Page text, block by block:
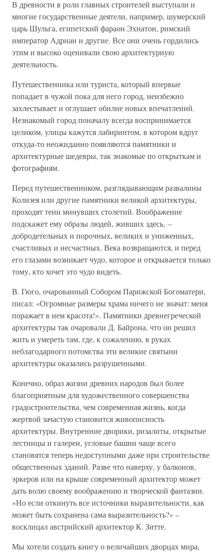
В древности в роли главных строителей выступали и
многие государственные деятели, например, шумерский
царь Шульга, египетский фараон Эхнатон, римский
император Адриан и другие. Все они очень гордились
этим и высоко оценивали свою архитектурную
деятельность.
Путешественника или туриста, который впервые
попадает в чужой пока для него город, неизбежно
захлестывает и оглушает обилие новых впечатлений.
Незнакомый город поначалу всегда воспринимается
целиком, улицы кажутся лабиринтом, в котором вдруг
откуда-то неожиданно появляются памятники и
архитектурные шедевры, так знакомые по открыткам и
фотографиям.
Перед путешественником, разглядывающим развалины
Колизея или другие памятники великой архитектуры,
проходят тени минувших столетий. Воображение
подскажет ему образы людей, живших здесь, –
добродетельных и порочных, великих и униженных,
счастливых и несчастных. Века возвращаются, и перед
его глазами возникает чудо, которое и открывается только
тому, кто хочет это чудо видеть.
В. Гюго, очарованный Собором Парижской Богоматери,
писал: «Огромные размеры храма ничего не значат: меня
поражает в нем красота!». Памятники древнегреческой
архитектуры так очаровали Д. Байрона, что он решил
жить и умереть там, где, к сожалению, в руках
неблагодарного потомства эти великие святыни
архитектуры оказались разрушенными.
Конечно, образ жизни древних народов был более
благоприятным для художественного совершенства
градостроительства, чем современная жизнь, когда
жертвой зачастую становится живописность
архитектуры. Внутренние дворики, ризалиты, открытые
лестницы и галереи, угловые башни чаще всего
становятся теперь недоступными даже при строительстве
общественных зданий. Разве что наверху, у балконов,
эркеров или на крыше современный архитектор может
дать волю своему воображению и творческой фантазии.
«Но если откинуть все источники выразительности, как
может быть сохранена сама выразительность?» –
восклицал австрийский архитектор К. Зитте.
Мы хотели создать книгу о величайших дворцах мира,